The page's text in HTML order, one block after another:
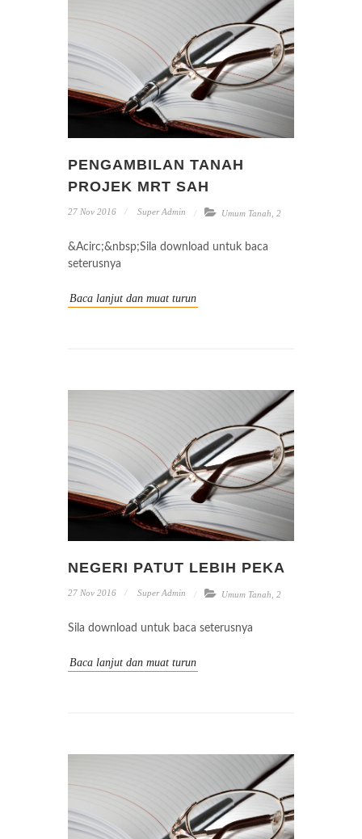
PENGAMBILAN TANAH
PROJEK MRT SAH
27 Nov 2016 Super Admin Umum Tanah, 2
&Acirc;&nbsp;Sila download untuk baca
seterusnya
Baca lanjut dan muat turun
NEGERI PATUT LEBIH PEKA
27 Nov 2016 Super Admin Umum Tanah 2
Sila download untuk baca seterusnya
Baca lanjut dan muat turun